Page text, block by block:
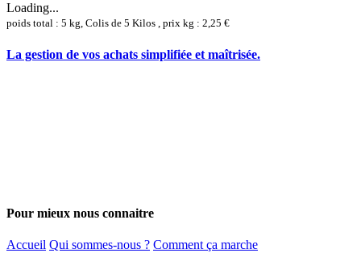
Loading...
poids total : 5 kg, Colis de 5 Kilos , prix kg : 2,25 €
La gestion de vos achats simplifiée et maîtrisée.
Pour mieux nous connaitre
Accueil Qui sommes-nous ? Comment ça marche